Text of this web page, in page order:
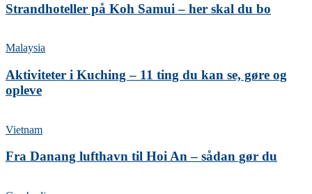
Strandhoteller på Koh Samui – her skal du bo
Malaysia
Aktiviteter i Kuching – 11 ting du kan se, gøre og
opleve
Vietnam
Fra Danang lufthavn til Hoi An – sådan gør du